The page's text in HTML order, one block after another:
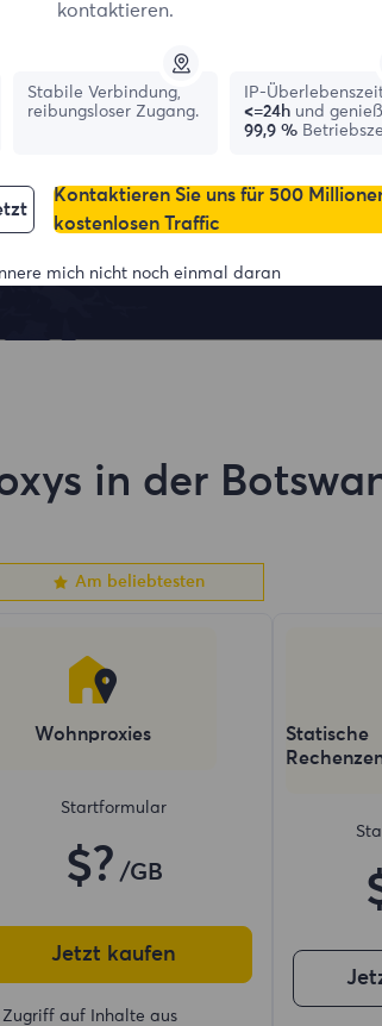
Canada
0IPs
in der
Am beliebtesten
Wohnproxies
Startformular
$? /GB
Jetzt kaufen
Zugriff auf Inhalte aus
Statische
kontaktieren.
Stabile Verbindung,
reibungsloser Zugang.
IP-
<=24h und
99,9 %
Kontaktieren Sie uns für 500
kostenlosen Traffic
mich nicht noch einmal daran